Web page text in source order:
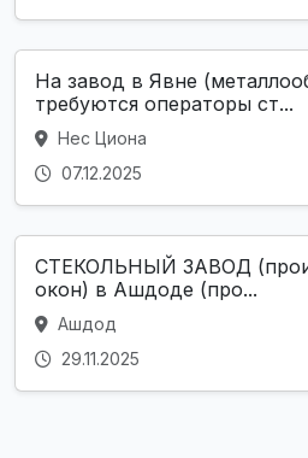
На завод в Явне
требуются операторы ст...
Нес Циона
07.12.2025
СТЕКОЛЬНЫЙ ЗАВОД
окон) в Ашдоде (про...
Ашдод
29.11.2025